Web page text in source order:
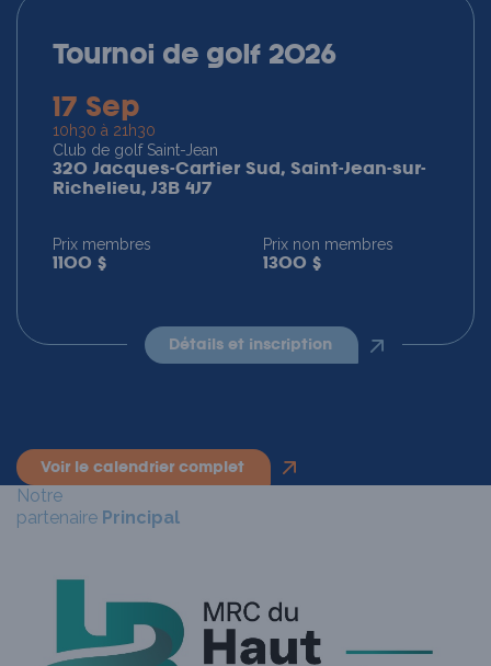
Tournoi de golf 2026
17 Sep
10h30 à 21h30
Club de golf Saint-Jean
320 Jacques-Cartier Sud, Saint-Jean-sur-
Richelieu, J3B 4J7
Prix membres
1100 $
Prix non membres
1300 $
détails et inscription
voir le calendrier complet
Notre
partenaire Principal